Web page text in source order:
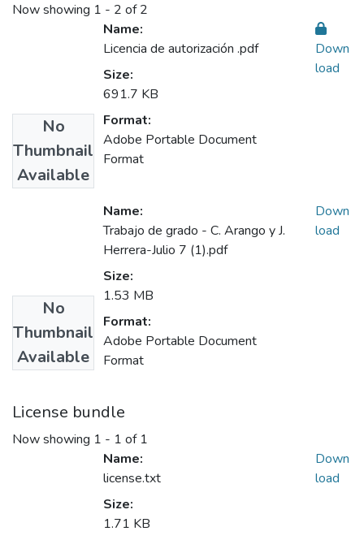
Now showing 1 - 2 of 2
No
Thumbnail
Available
Name:
Licencia de autorización .pdf
Size:
691.7 KB
Format:
Adobe Portable Document
Format
Down
load
No
Thumbnail
Available
Name:
Trabajo de grado - C. Arango y J.
Herrera-Julio 7 (1).pdf
Size:
1.53 MB
Format:
Adobe Portable Document
Format
Down
load
License bundle
Now showing 1 - 1 of 1
Name:
license.txt
Size:
1.71 KB
Down
load